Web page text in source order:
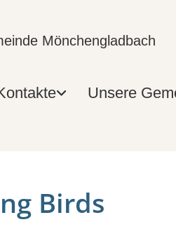
Mönchengladbach
Unsere
Birds